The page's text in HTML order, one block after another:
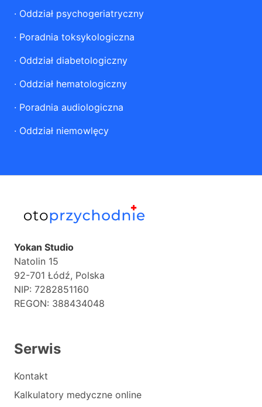
· Oddział psychogeriatryczny
· Poradnia toksykologiczna
· Oddział diabetologiczny
· Oddział hematologiczny
· Poradnia audiologiczna
· Oddział niemowlęcy
Yokan Studio
Natolin 15
92-701 Łódź, Polska
NIP: 7282851160
REGON: 388434048
Serwis
Kontakt
Kalkulatory medyczne online